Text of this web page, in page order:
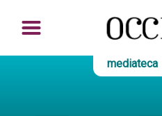
mediateca